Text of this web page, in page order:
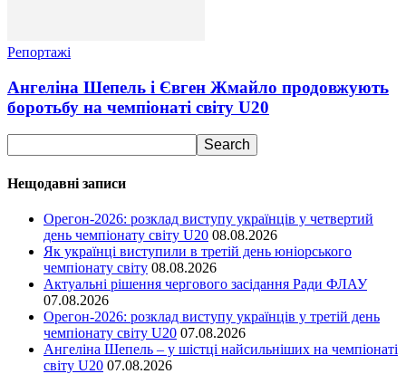
Репортажі
Ангеліна Шепель і Євген Жмайло продовжують
боротьбу на чемпіонаті світу U20
Нещодавні записи
Орегон-2026: розклад виступу українців у четвертий
день чемпіонату світу U20 08.08.2026
Як українці виступили в третій день юніорського
чемпіонату світу 08.08.2026
Актуальні рішення чергового засідання Ради ФЛАУ
07.08.2026
Орегон-2026: розклад виступу українців у третій день
чемпіонату світу U20 07.08.2026
Ангеліна Шепель – у шістці найсильніших на чемпіонаті
світу U20 07.08.2026